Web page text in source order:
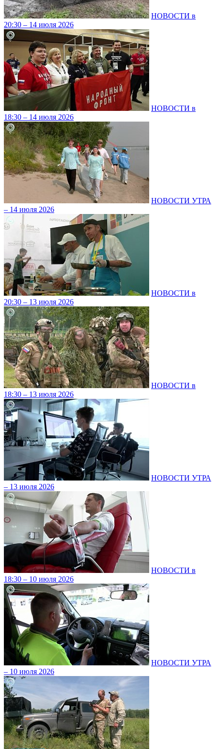
НОВОСТИ в
20:30 – 14 июля 2026
НОВОСТИ в
18:30 – 14 июля 2026
НОВОСТИ УТРА
– 14 июля 2026
НОВОСТИ в
20:30 – 13 июля 2026
НОВОСТИ в
18:30 – 13 июля 2026
НОВОСТИ УТРА
– 13 июля 2026
НОВОСТИ в
18:30 – 10 июля 2026
НОВОСТИ УТРА
– 10 июля 2026